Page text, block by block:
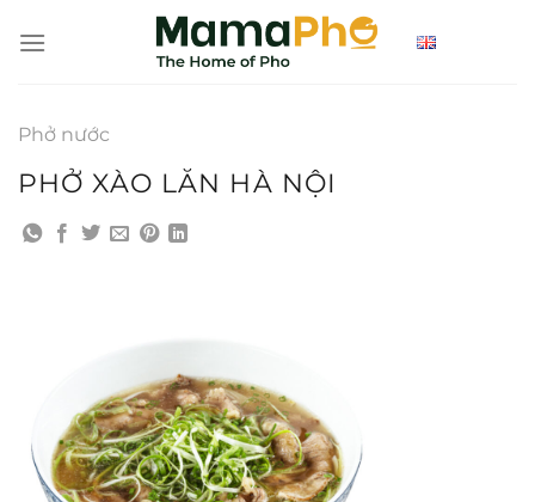
qua
Phở nước
PHỞ XÀO LĂN HÀ NỘI